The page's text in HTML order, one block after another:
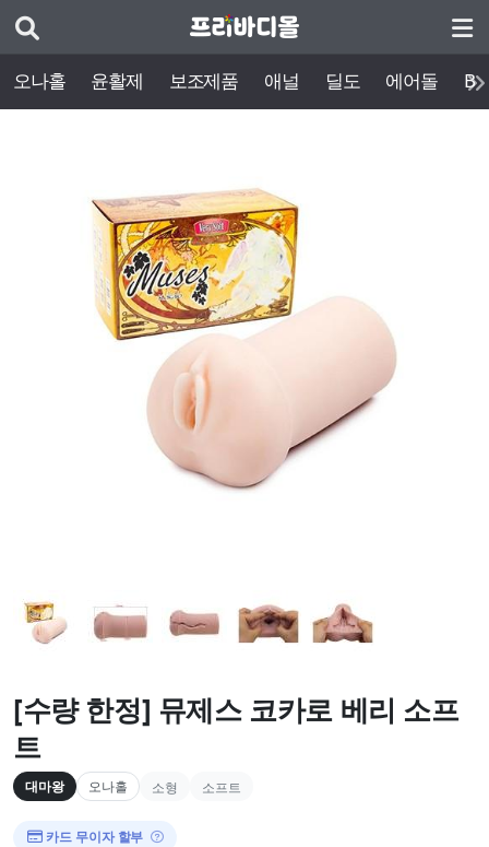
오나홀 윤활제 보조제품 애널 딜도 에어돌
[수량 한정] 뮤제스 코카로 베리 소프
트
대마왕 오나홀 소형 소프트
카드 무이자 할부